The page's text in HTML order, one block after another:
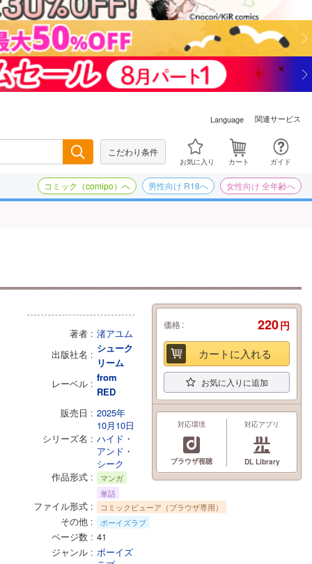
Language 関連サービス
こだわり条件
お気に入り カート ガイド
コミック（comipo）へ 男性向け R18へ 女性向け 全年齢へ
著者
渚アユム
出版社名
シューク
リーム
レーベル
from
RED
販売日
2025年
10月10日
シリーズ名
ハイド・
アンド・
シーク
作品形式
マンガ
単話
ファイル形式 コミックビューア（ブラウザ専用）
その他 ボーイズラブ
ページ数
41
ジャンル
ボーイズ
価格 220円
カートに入れる
お気に入りに追加
対応環境
ブラウザ視聴
対応アプリ
DL Library